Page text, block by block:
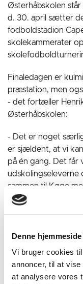
Denne
Vi bruger cookies
annoncer, til at
at analysere vores
Østerhåbskolen
d. 30. april sætter
fodboldstadion
skolekammerater
Finaledagen er
præstation, men
- det fortæller
Østerhåbskolen:
- Det er noget
er sjældent, at vi
på én gang. Det får
udskolingseleverne
sammen til Køge
holdet med den
Fodboldfeber-